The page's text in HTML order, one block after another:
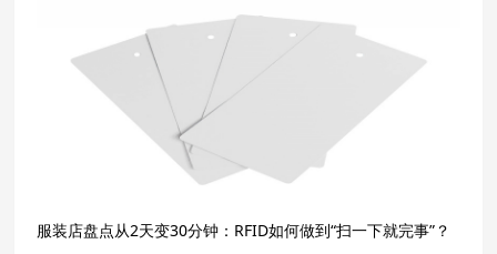
服装店盘点从2天变30分钟：RFID如何做到“扫一下就完事”？